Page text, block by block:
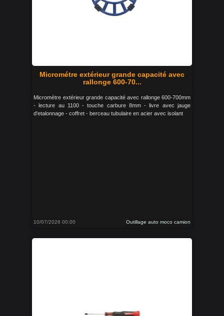
Micrométre extérieur grande capacité avec
rallonge 600-70...
Micrométre extérieur grande capacité avec rallonge 600-700mm
- lecture au 1100 - touche carbure 8mm - livre avec jauge
d'etalonnage - coffret - berceau tubulaire en acier avec isolant
10/07/2026 00:00 Outillage auto moco camion